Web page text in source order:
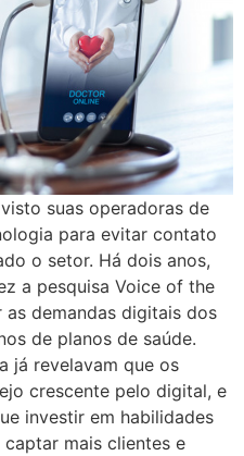
suas operadoras de
para evitar contato
o setor. Há dois anos,
a pesquisa Voice of the
demandas digitais dos
de planos de saúde.
já revelavam que os
crescente pelo digital, e
investir em habilidades
mais clientes e